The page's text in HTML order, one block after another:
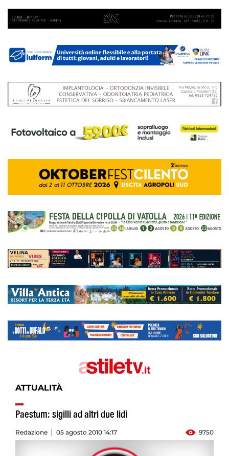
ATTUALITÀ
Paestum: sigilli ad altri due lidi
Redazione 05 agosto 2010 14:17 9750